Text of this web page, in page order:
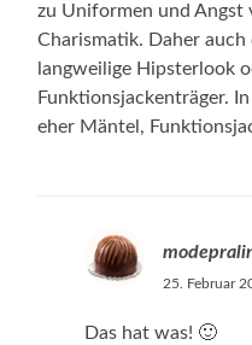
zu Uniformen und
Charismatik. Daher auch
langweilige Hipsterlook
Funktionsjackenträger.
eher Mäntel,
25. Februar
Das hat was! 🙂